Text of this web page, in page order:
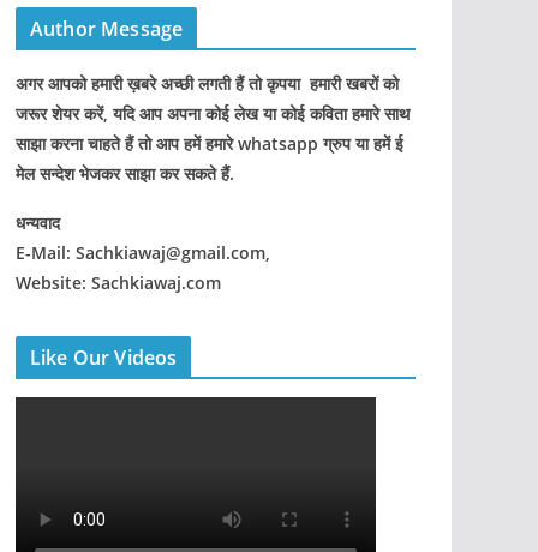
Author Message
अगर आपको हमारी ख़बरे अच्छी लगती हैं तो कृपया हमारी खबरों को
जरूर शेयर करें, यदि आप अपना कोई लेख या कोई कविता हमारे साथ
साझा करना चाहते हैं तो आप हमें हमारे whatsapp ग्रुप या हमें ई
मेल सन्देश भेजकर साझा कर सकते हैं.
धन्यवाद
E-Mail: Sachkiawaj@gmail.com,
Website: Sachkiawaj.com
Like Our Videos